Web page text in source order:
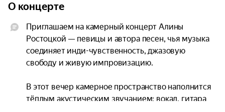
О концерте
Приглашаем на камерный концерт Алины
Ростоцкой — певицы и автора песен, чья музыка
соединяет инди-чувственность, джазовую
свободу и живую импровизацию.
В этот вечер камерное пространство наполнится
тёплым акустическим звучанием: вокал, гитара